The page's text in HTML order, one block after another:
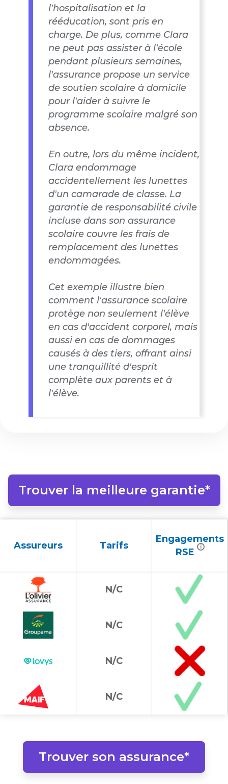
l'hospitalisation et la
rééducation, sont pris en
charge. De plus, comme Clara
ne peut pas assister à l'école
pendant plusieurs semaines,
l'assurance propose un service
de soutien scolaire à domicile
pour l'aider à suivre le
programme scolaire malgré son
absence.
En outre, lors du même incident,
Clara endommage
accidentellement les lunettes
d'un camarade de classe. La
garantie de responsabilité civile
incluse dans son assurance
scolaire couvre les frais de
remplacement des lunettes
endommagées.
Cet exemple illustre bien
comment l'assurance scolaire
protège non seulement l'élève
en cas d'accident corporel, mais
aussi en cas de dommages
causés à des tiers, offrant ainsi
une tranquillité d'esprit
complète aux parents et à
l'élève.
Trouver la meilleure garantie*
Assureurs Tarifs
Engagements
RSE
i
N/C
N/C
N/C
N/C
Trouver son assurance*